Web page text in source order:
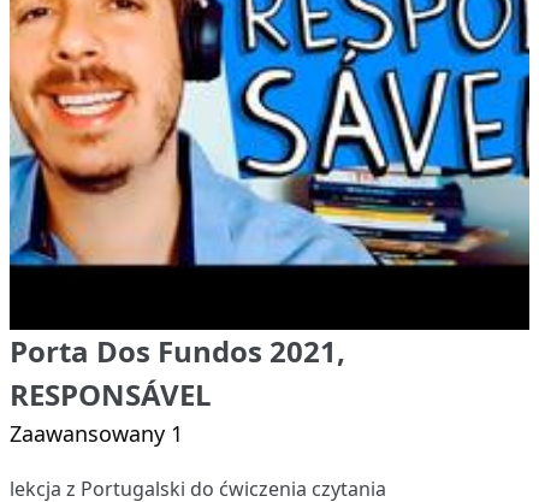
Porta Dos Fundos 2021,
RESPONSÁVEL
Zaawansowany 1
lekcja z Portugalski do ćwiczenia czytania